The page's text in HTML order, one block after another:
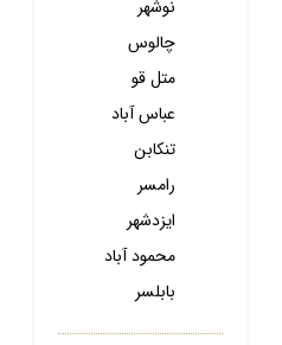
نوشهر
چالوس
متل قو
عباس آباد
تنکابن
رامسر
ایزدشهر
محمود آباد
بابلسر